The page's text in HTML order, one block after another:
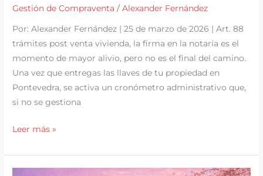
Gestión de Compraventa /Alexander Fernández
Por: Alexander Fernández | 25 de marzo de 2026 | Art. 88
trámites post venta vivienda, la firma en la notaría es el
momento de mayor alivio, pero no es el final del camino.
Una vez que entregas las llaves de tu propiedad en
Pontevedra, se activa un cronómetro administrativo que,
si no se gestiona
Ya
vendido,
Leer más »